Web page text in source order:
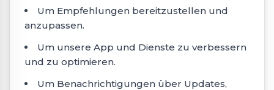
Um Empfehlungen bereitzustellen und
anzupassen.
Um unsere App und Dienste zu verbessern
und zu optimieren.
Um Benachrichtigungen über Updates,